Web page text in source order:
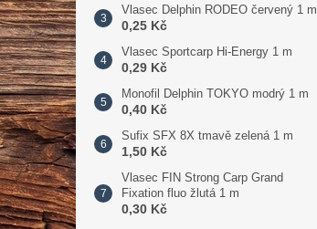
Vlasec Delphin RODEO červený 1 m
0,25 Kč
Vlasec Sportcarp Hi-Energy 1 m
0,29 Kč
Monofil Delphin TOKYO modrý 1 m
0,40 Kč
Sufix SFX 8X tmavě zelená 1 m
1,50 Kč
Vlasec FIN Strong Carp Grand
Fixation fluo žlutá 1 m
0,30 Kč